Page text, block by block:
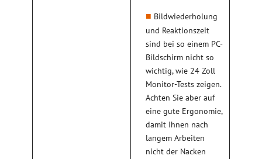
Bildwiederholung
und Reaktionszeit
sind bei so einem PC-
Bildschirm nicht so
wichtig, wie 24 Zoll
Monitor-Tests zeigen.
Achten Sie aber auf
eine gute Ergonomie,
damit Ihnen nach
langem Arbeiten
nicht der Nacken